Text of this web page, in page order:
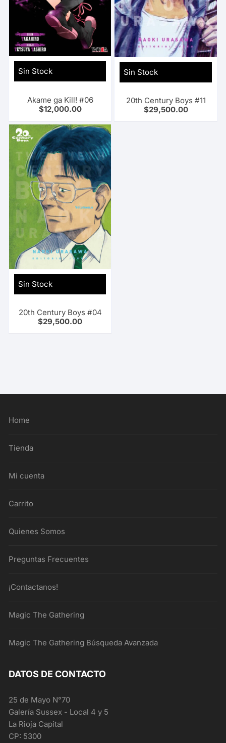
Sin Stock
Akame ga Kill! #06
$12,000.00
Sin Stock
20th Century Boys #11
$29,500.00
Sin Stock
20th Century Boys #04
$29,500.00
Home
Tienda
Mi cuenta
Carrito
Quienes Somos
Preguntas Frecuentes
¡Contactanos!
Magic The Gathering
Magic The Gathering Búsqueda Avanzada
DATOS DE CONTACTO
25 de Mayo N°70
Galería Sussex - Local 4 y 5
La Rioja Capital
CP: 5300